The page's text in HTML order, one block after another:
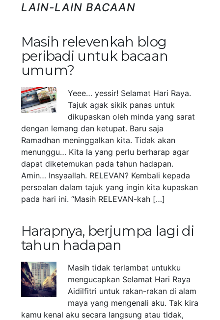
LAIN-LAIN BACAAN
Masih relevenkah blog
peribadi untuk bacaan
umum?
Yeee… yessir! Selamat Hari Raya.
Tajuk agak sikik panas untuk
dikupaskan oleh minda yang sarat
dengan lemang dan ketupat. Baru saja
Ramadhan meninggalkan kita. Tidak akan
menunggu… Kita la yang perlu berharap agar
dapat diketemukan pada tahun hadapan.
Amin… Insyaallah. RELEVAN? Kembali kepada
persoalan dalam tajuk yang ingin kita kupaskan
pada hari ini. “Masih RELEVAN-kah […]
Harapnya, berjumpa lagi di
tahun hadapan
Masih tidak terlambat untukku
mengucapkan Selamat Hari Raya
Aidilfitri untuk rakan-rakan di alam
maya yang mengenali aku. Tak kira
kamu kenal aku secara langsung atau tidak,